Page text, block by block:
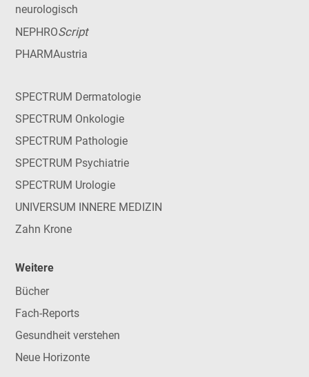
neurologisch
NEPHROScript
PHARMAustria
SPECTRUM Dermatologie
SPECTRUM Onkologie
SPECTRUM Pathologie
SPECTRUM Psychiatrie
SPECTRUM Urologie
UNIVERSUM INNERE MEDIZIN
Zahn Krone
Weitere
Bücher
Fach-Reports
Gesundheit verstehen
Neue Horizonte